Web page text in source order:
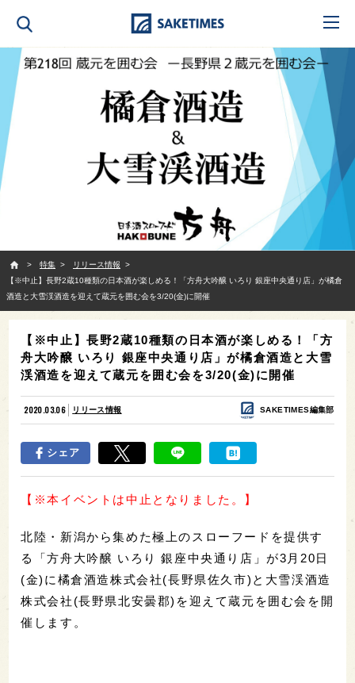
特集
リリース情報
【※中止】長野2蔵10種類の日本酒が楽しめる！「方舟大吟醸 いろり 銀座中央通り店」が橘倉
酒造と大雪渓酒造を迎えて蔵元を囲む会を3/20(金)に開催
【※中止】長野2蔵10種類の日本酒が楽しめる！「方
舟大吟醸 いろり 銀座中央通り店」が橘倉酒造と大雪
渓酒造を迎えて蔵元を囲む会を3/20(金)に開催
2020.03.06 リリース情報 SAKETIMES編集部
シェア
【※本イベントは中止となりました。】
北陸・新潟から集めた極上のスローフードを提供す
る「方舟大吟醸 いろり 銀座中央通り店」が3月20日
(金)に橘倉酒造株式会社(長野県佐久市)と大雪渓酒造
株式会社(長野県北安曇郡)を迎えて蔵元を囲む会を開
催します。